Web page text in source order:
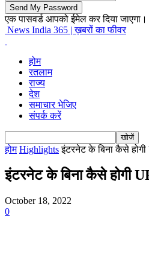
एक पासवर्ड आपको ईमेल कर दिया जाएगा।
News India 365 | ख़बरों का फीवर
होम
रतलाम
राज्य
देश
समाचार भेजिए
संपर्क करें
होम Highlights इंटरनेट के बिना कैसे होगी
इंटरनेट के बिना कैसे होगी
October 18, 2022
0